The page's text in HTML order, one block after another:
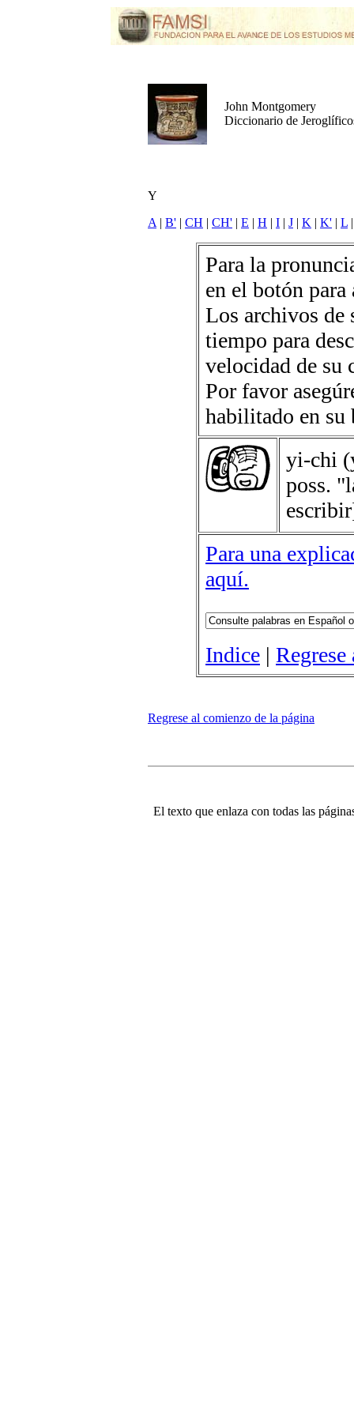
John Montgomery
Diccionario de
Y
A | B' | CH | CH' | E | H | I | J | K | K' | L
Para la
en el botón
Los archivos de
tiempo para
velocidad de su
Por favor
habilitado en su
yi-chi (
poss.
Para una
aquí.
Indice | Regrese
Regrese al comienzo de la página
El texto que enlaza con todas las